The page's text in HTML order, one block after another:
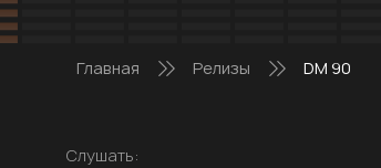
Главная Релизы DM 90
Слушать: